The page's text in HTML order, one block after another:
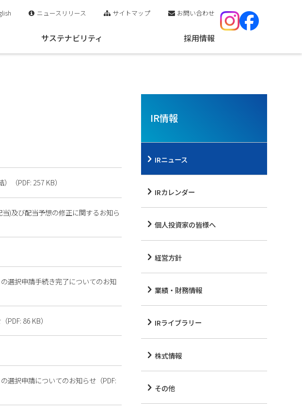
ニュースリリース サイトマップ お問い合わせ
サステナビリティ 採用情報
（PDF: 257 KB）
)及び配当予想の修正に関するお知ら
選択申請手続き完了についてのお知
86 KB）
選択申請についてのお知らせ（PDF:
IR情報
IRニュース
IRカレンダー
個人投資家の皆様へ
経営方針
業績・財務情報
IRライブラリー
株式情報
その他